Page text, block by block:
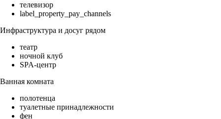
телевизор
label_property_pay_channels
Инфраструктура и досуг рядом
театр
ночной клуб
SPA-центр
Ванная комната
полотенца
туалетные принадлежности
фен